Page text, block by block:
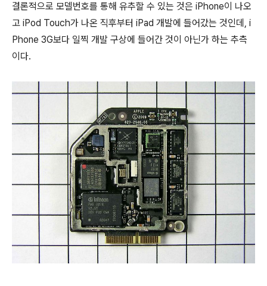
결론적으로 모델번호를 통해 유추할 수 있는 것은 iPhone이 나오
고 iPod Touch가 나온 직후부터 iPad 개발에 들어갔는 것인데, i
Phone 3G보다 일찍 개발 구상에 들어간 것이 아닌가 하는 추측
이다.